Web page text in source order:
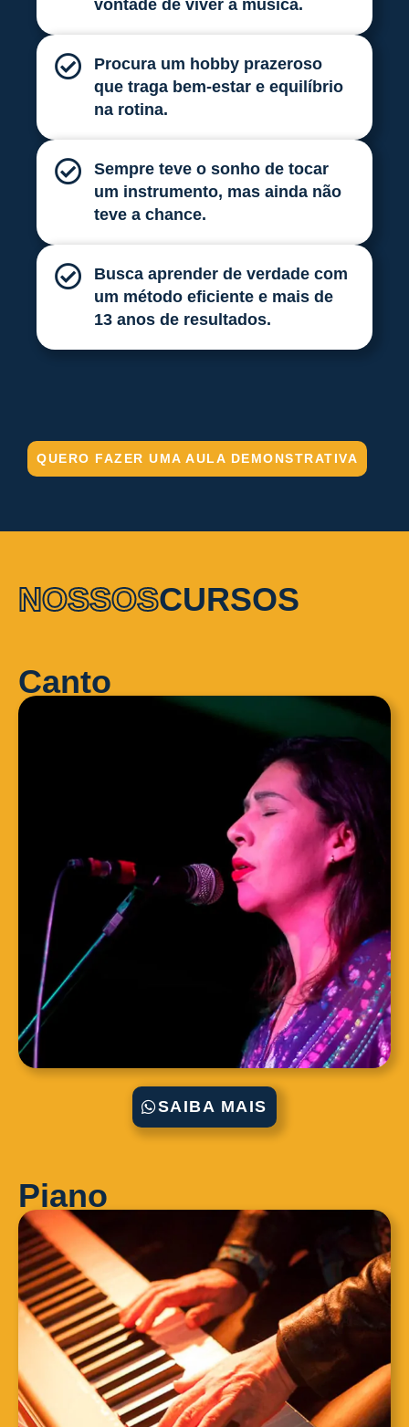
vontade de viver a música.
Procura um hobby prazeroso
que traga bem-estar e equilíbrio
na rotina.
Sempre teve o sonho de tocar
um instrumento, mas ainda não
teve a chance.
Busca aprender de verdade com
um método eficiente e mais de
13 anos de resultados.
QUERO FAZER UMA AULA DEMONSTRATIVA
NOSSOSCURSOS
Canto
SAIBA MAIS
Piano